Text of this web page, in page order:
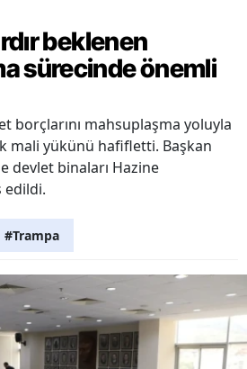
beklenen
sürecinde önemli
borçlarını mahsuplaşma yoluyla
mali yükünü hafifletti. Başkan
devlet binaları Hazine
edildi.
#Trampa